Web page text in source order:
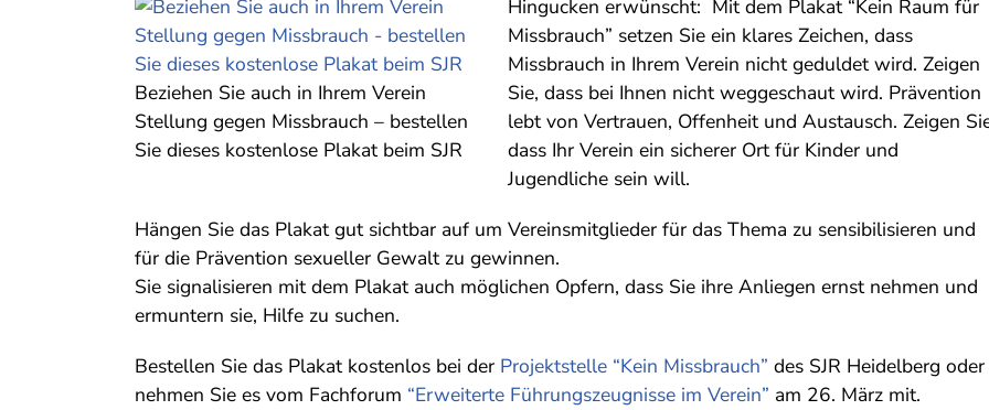
Beziehen Sie auch in Ihrem Verein
Stellung gegen Missbrauch – bestellen
Sie dieses kostenlose Plakat beim SJR
Hingucken erwünscht: Mit dem Plakat “Kein Raum für
Missbrauch” setzen Sie ein klares Zeichen, dass
Missbrauch in Ihrem Verein nicht geduldet wird. Zeigen
Sie, dass bei Ihnen nicht weggeschaut wird. Prävention
lebt von Vertrauen, Offenheit und Austausch. Zeigen
dass Ihr Verein ein sicherer Ort für Kinder und
Jugendliche sein will.
Hängen Sie das Plakat gut sichtbar auf um Vereinsmitglieder für das Thema zu sensibilisieren und
für die Prävention sexueller Gewalt zu gewinnen.
Sie signalisieren mit dem Plakat auch möglichen Opfern, dass Sie ihre Anliegen ernst nehmen und
ermuntern sie, Hilfe zu suchen.
Bestellen Sie das Plakat kostenlos bei der Projektstelle “Kein Missbrauch” des SJR Heidelberg oder
nehmen Sie es vom Fachforum “Erweiterte Führungszeugnisse im Verein” am 26. März mit.